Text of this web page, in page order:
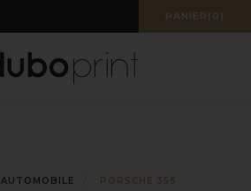
PANIER(0)
AUTOMOBILE PORSCHE 356